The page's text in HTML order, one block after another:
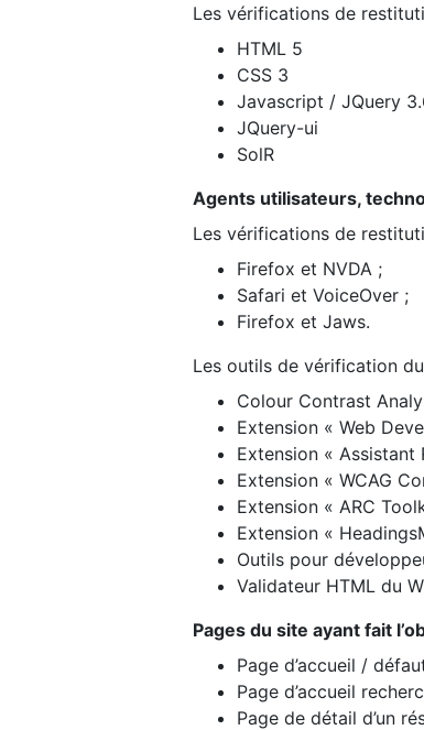
Les vérifications de
HTML 5
CSS 3
Javascript / JQuery
JQuery-ui
SolR
Agents utilisateurs,
Les vérifications de
Firefox et NVDA ;
Safari et VoiceOver ;
Firefox et Jaws.
Les outils de vérification
Colour Contrast
Extension « Web
Extension « Assistant
Extension « WCAG
Extension « ARC
Extension «
Outils pour
Validateur HTML du
Pages du site ayant fait
Page d’accueil /
Page d’accueil
Page de détail d’un